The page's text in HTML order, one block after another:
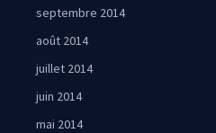
septembre 2014
août 2014
juillet 2014
juin 2014
mai 2014